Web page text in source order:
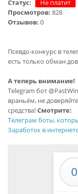
Статус:
Не платит
Просмотров: 828
Отзывов: 0
Псевдо-конкурс в
есть только обман
А теперь внимание!
Telegram бот
враньём, не
средства!Смотрите:
Телеграм боты,
Заработок в